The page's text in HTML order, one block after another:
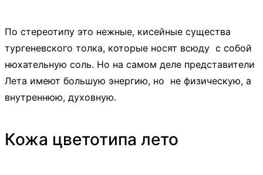
По стереотипу это нежные, кисейные существа
тургеневского толка, которые носят всюду с собой
нюхательную соль. Но на самом деле представители
Лета имеют большую энергию, но не физическую, а
внутреннюю, духовную.
Кожа цветотипа лето